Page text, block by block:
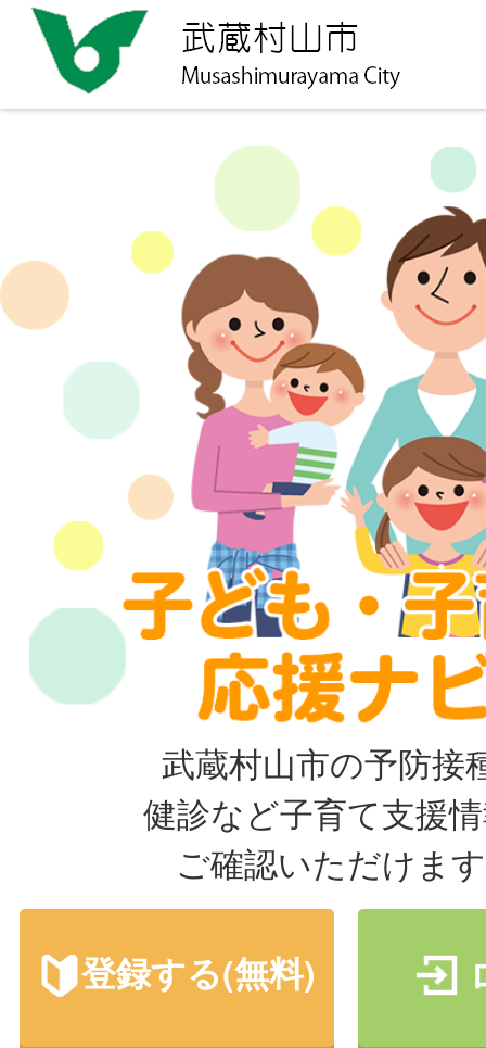
武蔵村山市の予防接
健診など子育て支援
ご確認いただけま
登録する(無料)